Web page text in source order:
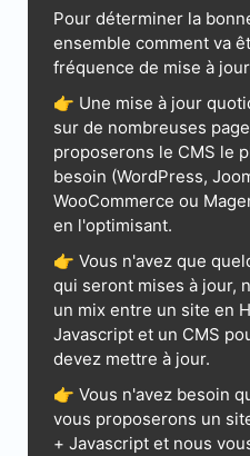
Pour déterminer la
ensemble comment va
fréquence de mise à
👉 Une mise à jour
sur de nombreuses
proposerons le CMS le
besoin (WordPress,
WooCommerce ou
en l'optimisant.
👉 Vous n'avez que
qui seront mises à jour,
un mix entre un site en
Javascript et un CMS
devez mettre à jour.
👉 Vous n'avez besoin
vous proposerons un
+ Javascript et nous